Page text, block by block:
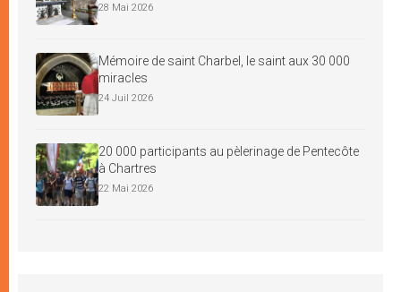
28 Mai 2026
Mémoire de saint Charbel, le saint aux 30 000
miracles
24 Juil 2026
20 000 participants au pèlerinage de Pentecôte
à Chartres
22 Mai 2026